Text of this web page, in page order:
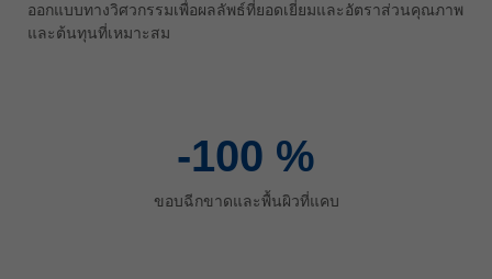
ประเทศไทย
ออกแบบทางวิศวกรรมเพื่อผลลัพธ์ที่ยอดเยี่ยมและอัตราส่วนคุณภาพ
และต้นทุนที่เหมาะสม
-100 %
ขอบฉีกขาดและพื้นผิวที่แคบ